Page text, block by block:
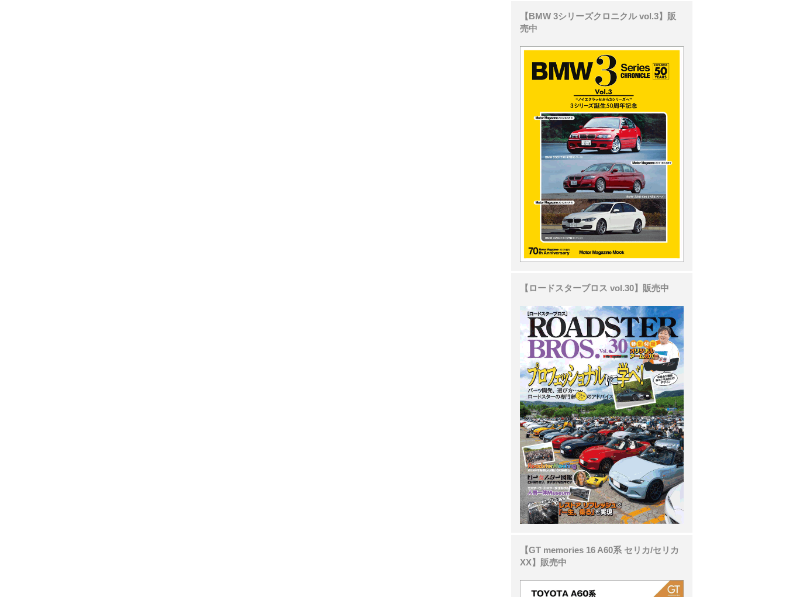
【BMW 3シリーズクロニクル vol.3】販
売中
【ロードスターブロス vol.30】販売中
【GT memories 16 A60系 セリカ/セリカ
XX】販売中